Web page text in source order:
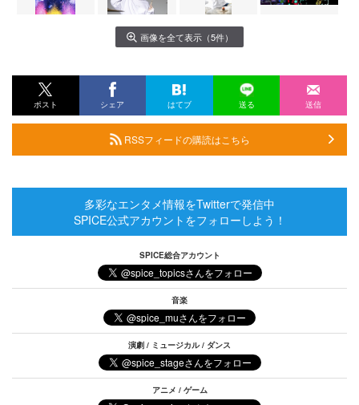
画像を全て表示（5件）
ポスト シェア はてブ 送る 送信
RSSフィードの購読はこちら
多彩なエンタメ情報をTwitterで発信中
SPICE公式アカウントをフォローしよう！
SPICE総合アカウント
音楽
演劇 / ミュージカル / ダンス
アニメ / ゲーム